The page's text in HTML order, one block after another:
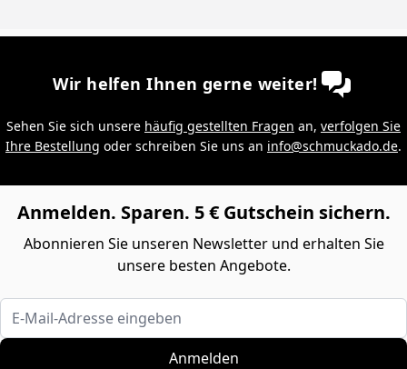
Wir helfen Ihnen gerne weiter!
Sehen Sie sich unsere häufig gestellten Fragen an, verfolgen Sie
Ihre Bestellung oder schreiben Sie uns an info@schmuckado.de.
Anmelden. Sparen. 5 € Gutschein sichern.
Abonnieren Sie unseren Newsletter und erhalten Sie
unsere besten Angebote.
E-Mail-Adresse eingeben
Anmelden